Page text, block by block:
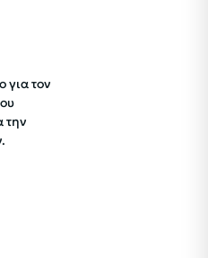
για τον
την